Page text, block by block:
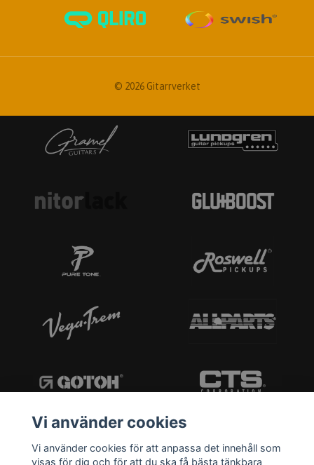
© 2026 Gitarrverket
Vi använder cookies
Vi använder cookies för att anpassa det innehåll som
visas för dig och för att du ska få bästa tänkbara